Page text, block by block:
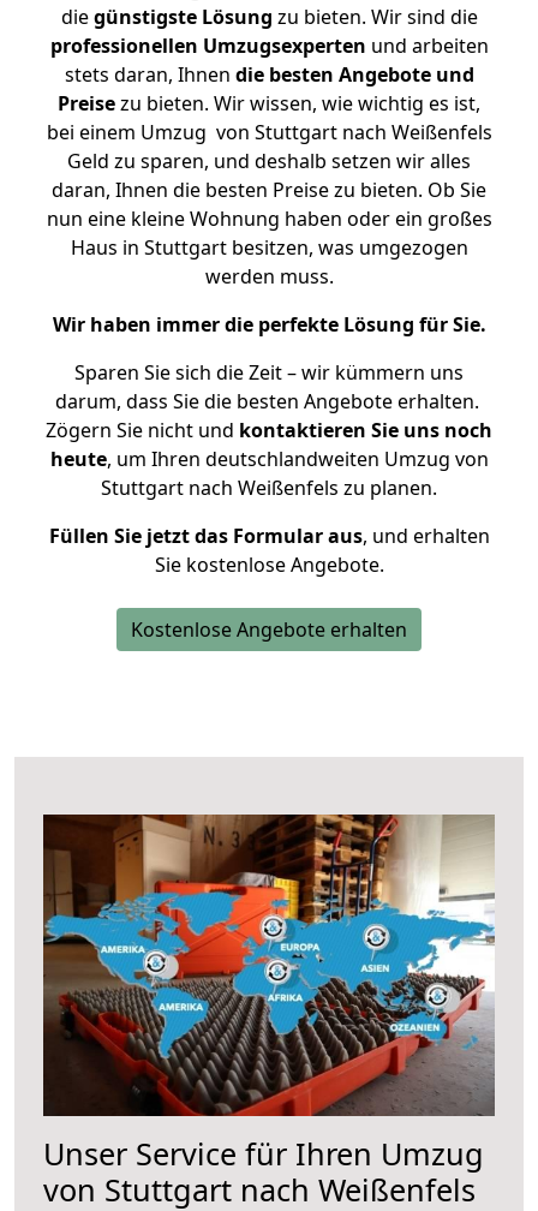
diegünstigste Lösung zu bieten. Wir sind die
professionellen Umzugsexperten und arbeiten
stets daran, Ihnen die besten Angebote und
Preisezu bieten. Wir wissen, wie wichtig es ist,
bei einem Umzug von Stuttgart nach Weißenfels
Geld zu sparen, und deshalb setzen wir alles
daran, Ihnen die besten Preise zu bieten. Ob Sie
nun eine kleine Wohnung haben oder ein großes
Haus in Stuttgart besitzen, was umgezogen
werden muss.
Wir haben immer die perfekte Lösung für Sie.
Sparen Sie sich die Zeit – wir kümmern uns
darum, dass Sie die besten Angebote erhalten.
Zögern Sie nicht und kontaktieren Sie uns noch
heute, um Ihren deutschlandweiten Umzug von
Stuttgart nach Weißenfels zu planen.
Füllen Sie jetzt das Formular aus, und erhalten
Sie kostenlose Angebote.
Kostenlose Angebote erhalten
Unser Service für Ihren Umzug
von Stuttgart nach Weißenfels